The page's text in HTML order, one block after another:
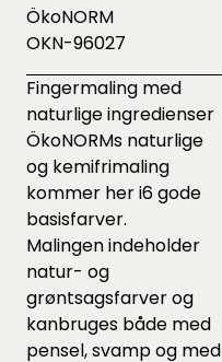
ÖkoNORM
OKN-96027
Fingermaling med
naturlige ingredienser
ÖkoNORMs naturlige
og kemifrimaling
kommer her i6 gode
basisfarver.
Malingen indeholder
natur- og
grøntsagsfarver og
kanbruges både med
pensel, svamp og med